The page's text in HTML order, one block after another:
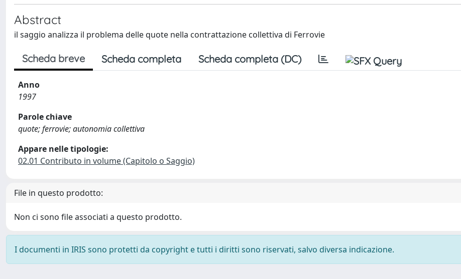
Abstract
il saggio analizza il problema delle quote nella contrattazione collettiva di Ferrovie
Scheda breve Scheda completa Scheda completa (DC)
Anno
1997
Parole chiave
quote; ferrovie; autonomia collettiva
Appare nelle tipologie:
02.01 Contributo in volume (Capitolo o Saggio)
File in questo prodotto:
Non ci sono file associati a questo prodotto.
I documenti in IRIS sono protetti da copyright e tutti i diritti sono riservati, salvo diversa indicazione.